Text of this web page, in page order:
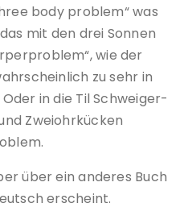
body problem“ was
mit den drei Sonnen
wie der
zu sehr in
in die Til Schweiger-
Zweiohrkücken
über ein anderes Buch
erscheint.